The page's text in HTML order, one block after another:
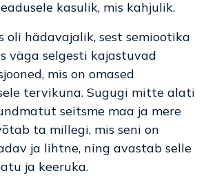
kasulik, mis kahjulik.
oli hädavajalik, sest semiootika
väga selgesti kajastuvad
mis on omased
tervikuna. Sugugi mitte alati
seitsme maa ja mere
ta millegi, mis seni on
ja lihtne, ning avastab selle
ja keeruka.